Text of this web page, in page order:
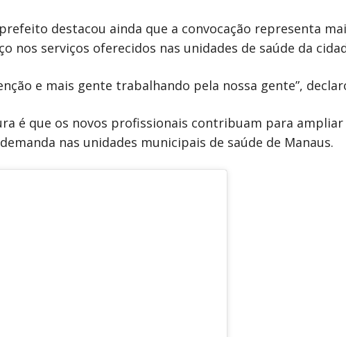
destacou ainda que a convocação representa
nos serviços oferecidos nas unidades de saúde da
e mais gente trabalhando pela nossa gente”,
é que os novos profissionais contribuam para ampliar
nas unidades municipais de saúde de Manaus.